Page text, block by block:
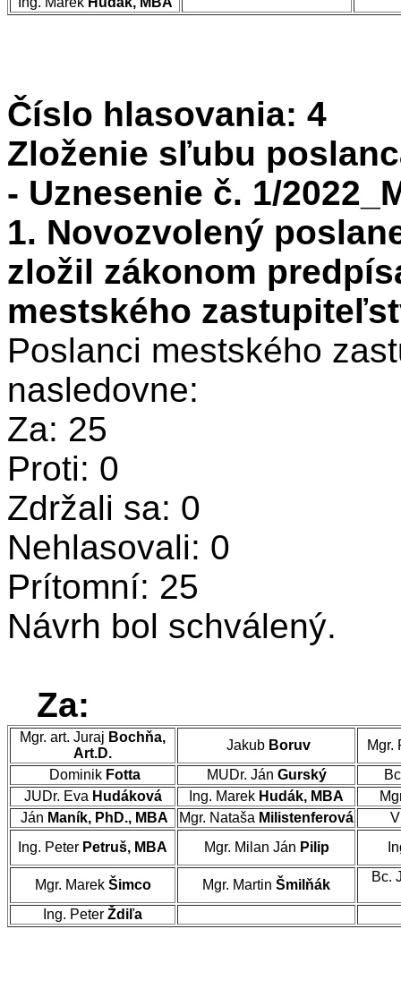
Číslo hlasovania: 4
Zloženie sľubu
- Uznesenie č. 1/
1. Novozvolený
zložil zákonom
mestského
Poslanci mestského
nasledovne:
Za: 25
Proti: 0
Zdržali sa: 0
Nehlasovali: 0
Prítomní: 25
Návrh bol schválený.
Za:
Mgr. art. Juraj Bochňa,
Art.D.
Jakub Boruv
Mgr.
Dominik Fotta MUDr. Ján Gurský
JUDr. Eva Hudáková Ing. Marek Hudák, MBA
Ján Maník, PhD., MBA Mgr. Nataša Milistenferová
Ing. Peter Petruš, MBA Mgr. Milan Ján Pilip
Mgr. Marek Šimco Mgr. Martin Šmilňák
Bc.
Ing. Peter Ždiľa